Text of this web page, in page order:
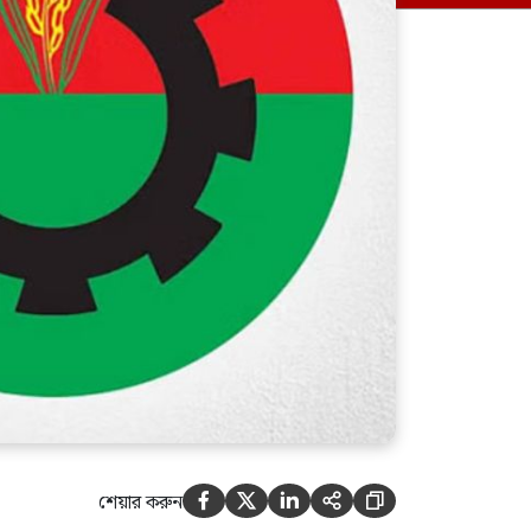
মেহেরপুরের গাংনীর ধলা সীমান্তে
দিল বিজিবি
শেয়ার করুন     